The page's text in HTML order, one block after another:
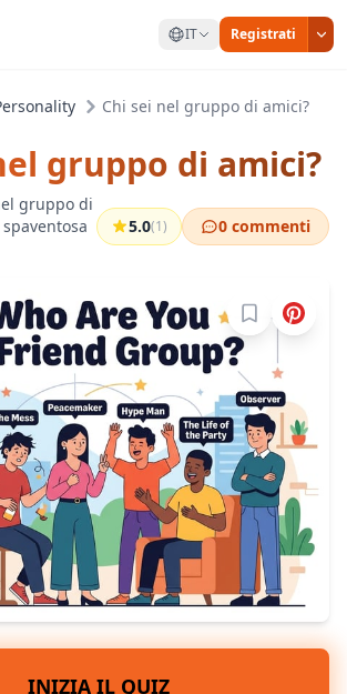
IT Registrati
Chi sei nel gruppo di amici?
gruppo di amici?
gruppo di
5.0(1) 0 commenti
Accedi per
INIZIA IL QUIZ